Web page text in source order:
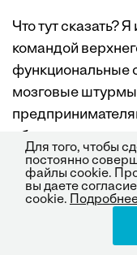
Что тут сказать?
командой
функциональные
мозговые
обсуждения с
и управление,
ситуацию и
компания.
Разница в том,
Для того, чтобы
постоянно
файлы cookie.
вы даете
cookie.